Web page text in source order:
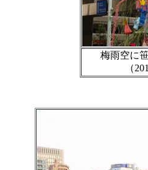
梅雨空に
（